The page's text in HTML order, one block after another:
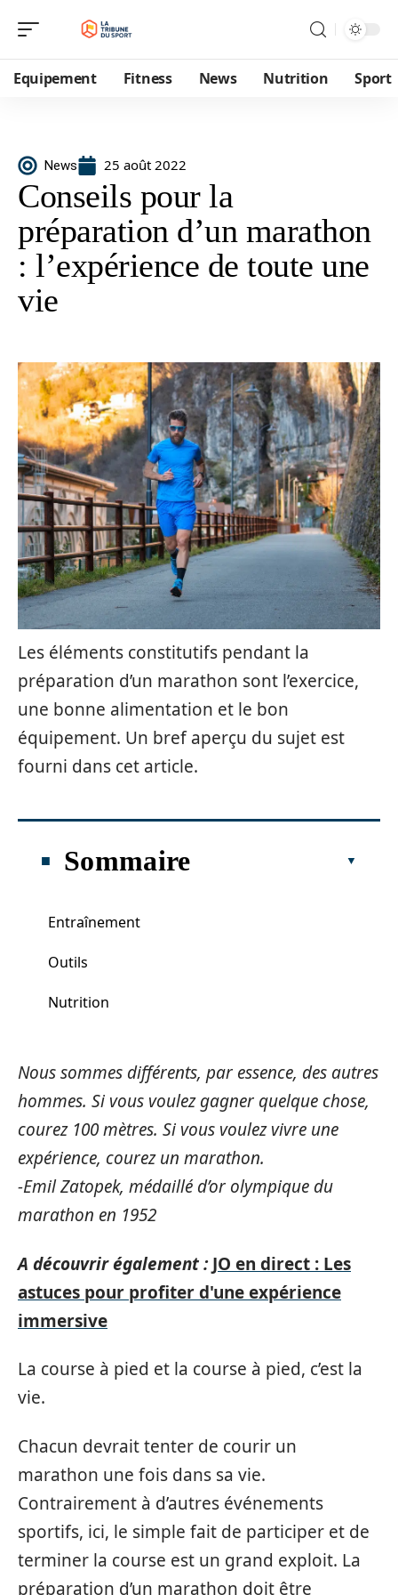
Equipement Fitness News Nutrition Sport
News 25 août 2022
Conseils pour la
préparation d’un marathon
: l’expérience de toute une
vie
Les éléments constitutifs pendant la
préparation d’un marathon sont l’exercice,
une bonne alimentation et le bon
équipement. Un bref aperçu du sujet est
fourni dans cet article.
Sommaire
Entraînement
Outils
Nutrition
Nous sommes différents, par essence, des autres
hommes. Si vous voulez gagner quelque chose,
courez 100 mètres. Si vous voulez vivre une
expérience, courez un marathon.
-Emil Zatopek, médaillé d’or olympique du
marathon en 1952
A découvrir également : JO en direct : Les
astuces pour profiter d'une expérience
immersive
La course à pied et la course à pied, c’est la
vie.
Chacun devrait tenter de courir un
marathon une fois dans sa vie.
Contrairement à d’autres événements
sportifs, ici, le simple fait de participer et de
terminer la course est un grand exploit. La
préparation d’un marathon doit être